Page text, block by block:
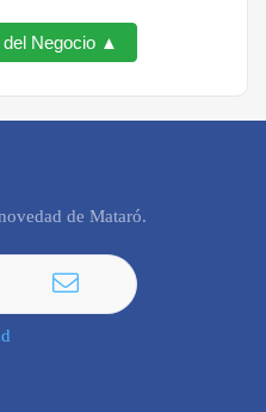
Negocio ▲
de Mataró.